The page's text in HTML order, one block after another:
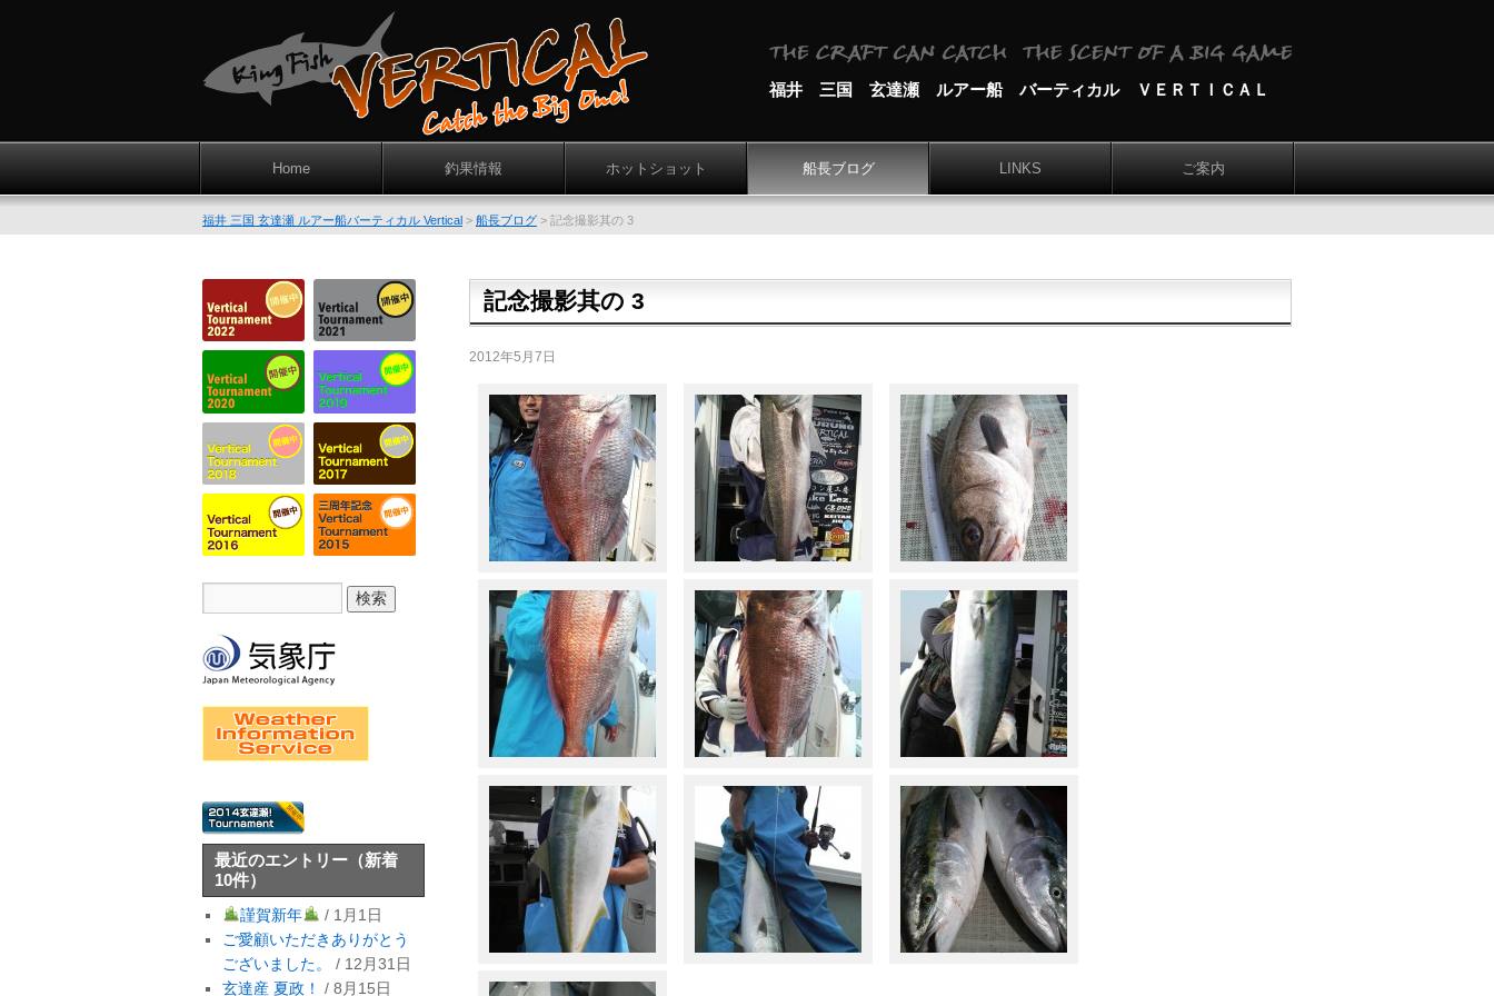
福井 三国 玄達瀬 ルアー船 バーティカル ＶＥＲＴＩＣＡＬ
Home 釣果情報 ホットショット 船長ブログ LINKS ご案内
福井 三国 玄達瀬 ルアー船バーティカル Vertical > 船長ブログ > 記念撮影其の 3
記念撮影其の 3
2012年5月7日
最近のエントリー （新着
10件）
謹賀新年
/ 1月1日
ご愛顧いただきありがとう
ございました。
/ 12月31日
玄達産 夏政！
/ 8月15日